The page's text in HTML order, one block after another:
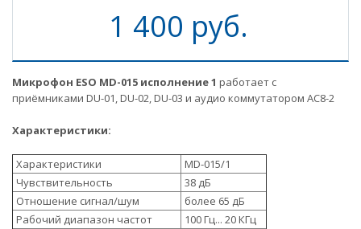
1 400 руб.
Микрофон ESO MD-015 исполнение 1 работает с
приёмниками DU-01, DU-02, DU-03 и аудио коммутатором AC8-2
Характеристики:
Характеристики
MD-015/1
Чувствительность
38 дБ
Отношение сигнал/шум
более 65 дБ
Рабочий диапазон частот
100 Гц... 20 КГц